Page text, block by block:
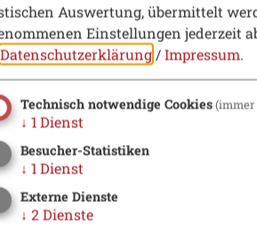
Auswertung, übermittelt
Einstellungen jederzeit
Datenschutzerklärung /Impressum.
Technisch notwendige Cookies(immer
↓ 1 Dienst
Besucher-Statistiken
↓ 1 Dienst
Externe Dienste
↓ 2Dienste